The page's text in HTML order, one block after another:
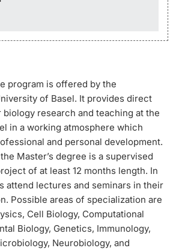
für Geflüchtete
program is offered by the
of Basel. It provides direct
research and teaching at the
in a working atmosphere which
and personal development.
Master’s degree is a supervised
of at least 12 months length. In
attend lectures and seminars in their
Possible areas of specialization are
Cell Biology, Computational
Biology, Genetics, Immunology,
Neurobiology, and